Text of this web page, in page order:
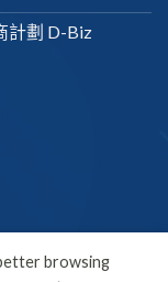
計劃 D-Biz
browsing